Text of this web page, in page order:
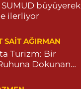
Tarifi Al
CADDE NO:59D
SUMUD büyüyerek
ilerliyor
SAIT AĞIRMAN
Turizm: Bir
Dokunan